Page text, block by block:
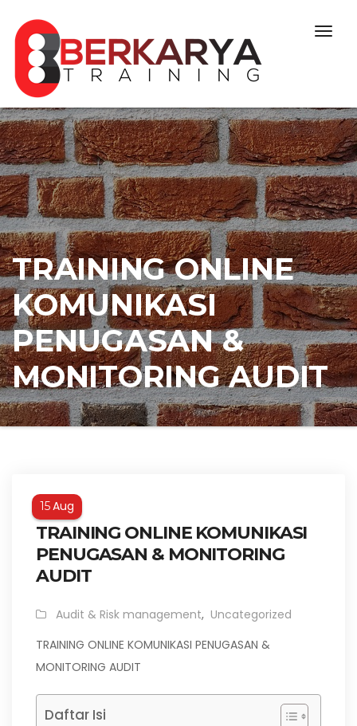
TRAINING ONLINE
KOMUNIKASI
PENUGASAN &
MONITORING AUDIT
15Aug
TRAINING ONLINE KOMUNIKASI
PENUGASAN & MONITORING
AUDIT
Audit & Risk management, Uncategorized
TRAINING ONLINE KOMUNIKASI PENUGASAN &
MONITORING AUDIT
Daftar Isi